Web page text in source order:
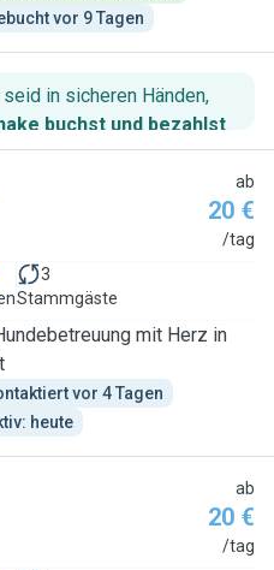
vor 9 Tagen
in sicheren Händen,
buchst und bezahlst.
ab
20 €
/tag
3
Stammgäste
mit Herz in
vor 4 Tagen
heute
ab
20 €
/tag